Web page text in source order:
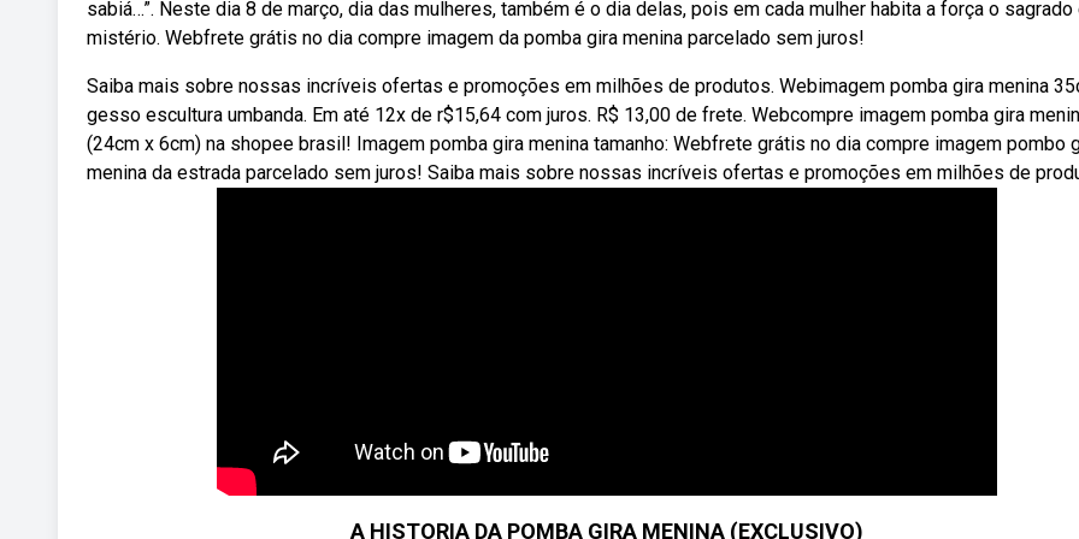
sabiá…”. Neste dia 8 de março, dia das mulheres, também é o dia delas, pois em cada mulher habita a força o sagrado
mistério. Webfrete grátis no dia compre imagem da pomba gira menina parcelado sem juros!
Saiba mais sobre nossas incríveis ofertas e promoções em milhões de produtos. Webimagem pomba gira menina
gesso escultura umbanda. Em até 12x de r$15,64 com juros. R$ 13,00 de frete. Webcompre imagem pomba gira
(24cm x 6cm) na shopee brasil! Imagem pomba gira menina tamanho: Webfrete grátis no dia compre imagem pombo
menina da estrada parcelado sem juros! Saiba mais sobre nossas incríveis ofertas e promoções em milhões de
A HISTORIA DA POMBA GIRA MENINA (EXCLUSIVO)